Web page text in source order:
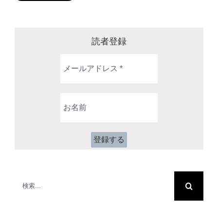
読者登録
ー
*